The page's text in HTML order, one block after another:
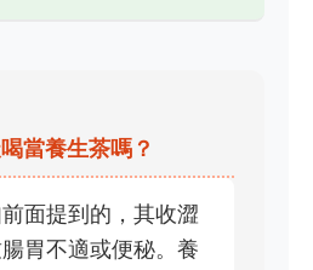
當養生茶嗎？
面提到的，其收澀
胃不適或便秘。養